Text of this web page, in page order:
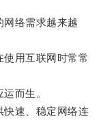
络需求越来越
用互联网时常常
而生。
速、稳定网络连